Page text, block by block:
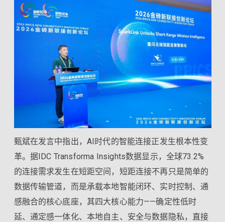
甄斌在发言中指出，AI时代的智能连接正发生根本性变
革。据IDC Transforma Insights数据显示，全球73.2%
的连接需求发生在短距空间，短距连接不再只是简单的
数据传输管道，而是承载本地智能闭环、实时控制、通
感融合的核心底座，其四大核心能力——确定性低时
延、通定感一体化、本地自主、安全与数据隐私，直接